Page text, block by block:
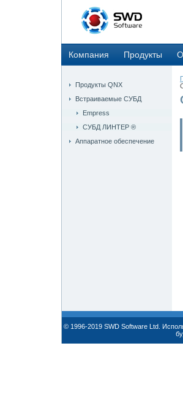
Компания Продукты
Продукты QNX
Встраиваемые СУБД
Empress
СУБД ЛИНТЕР ®
Аппаратное обеспечение
© 1996-2019 SWD Software Ltd.